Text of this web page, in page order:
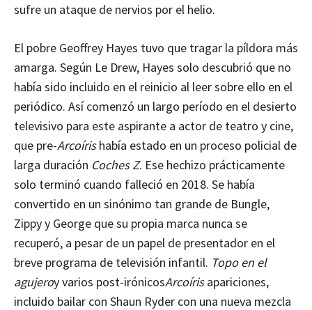
sufre un ataque de nervios por el helio.
El pobre Geoffrey Hayes tuvo que tragar la píldora más
amarga. Según Le Drew, Hayes solo descubrió que no
había sido incluido en el reinicio al leer sobre ello en el
periódico. Así comenzó un largo período en el desierto
televisivo para este aspirante a actor de teatro y cine,
que pre-Arcoírishabía estado en un proceso policial de
larga duración Coches Z. Ese hechizo prácticamente
solo terminó cuando falleció en 2018. Se había
convertido en un sinónimo tan grande de Bungle,
Zippy y George que su propia marca nunca se
recuperó, a pesar de un papel de presentador en el
breve programa de televisión infantil. Topo en el
agujeroy varios post-irónicosArcoírisapariciones,
incluido bailar con Shaun Ryder con una nueva mezcla